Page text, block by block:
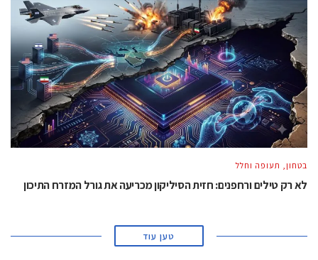
בטחון, תעופה וחלל
לא רק טילים ורחפנים: חזית הסיליקון מכריעה את גורל המזרח התיכון
טען עוד